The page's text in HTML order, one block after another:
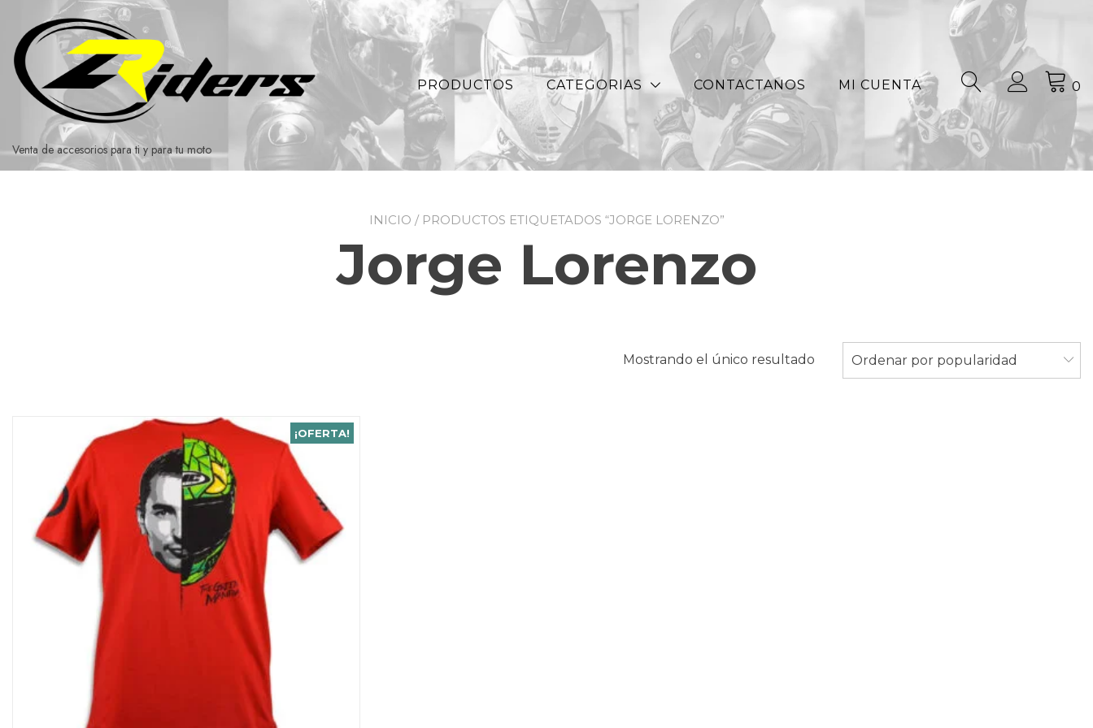
contenido
Venta de accesorios para ti y para tu moto
PRODUCTOS CATEGORIAS CONTACTANOS MI CUENTA 0
INICIO / PRODUCTOS ETIQUETADOS “JORGE LORENZO”
Jorge Lorenzo
Mostrando el único resultado Ordenar por popularidad
¡OFERTA!